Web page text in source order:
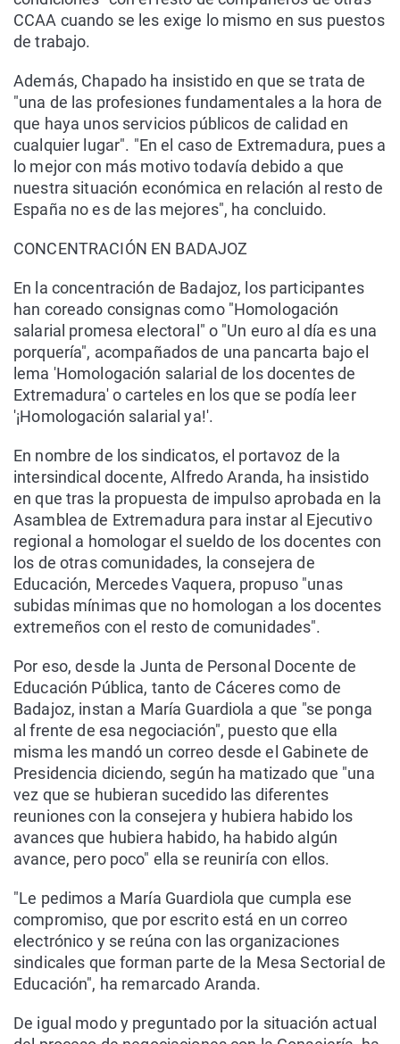
CCAA cuando se les exige lo mismo en sus puestos
de trabajo.
Además, Chapado ha insistido en que se trata de
"una de las profesiones fundamentales a la hora de
que haya unos servicios públicos de calidad en
cualquier lugar". "En el caso de Extremadura, pues a
lo mejor con más motivo todavía debido a que
nuestra situación económica en relación al resto de
España no es de las mejores", ha concluido.
CONCENTRACIÓN EN BADAJOZ
En la concentración de Badajoz, los participantes
han coreado consignas como "Homologación
salarial promesa electoral" o "Un euro al día es una
porquería", acompañados de una pancarta bajo el
lema 'Homologación salarial de los docentes de
Extremadura' o carteles en los que se podía leer
'¡Homologación salarial ya!'.
En nombre de los sindicatos, el portavoz de la
intersindical docente, Alfredo Aranda, ha insistido
en que tras la propuesta de impulso aprobada en la
Asamblea de Extremadura para instar al Ejecutivo
regional a homologar el sueldo de los docentes con
los de otras comunidades, la consejera de
Educación, Mercedes Vaquera, propuso "unas
subidas mínimas que no homologan a los docentes
extremeños con el resto de comunidades".
Por eso, desde la Junta de Personal Docente de
Educación Pública, tanto de Cáceres como de
Badajoz, instan a María Guardiola a que "se ponga
al frente de esa negociación", puesto que ella
misma les mandó un correo desde el Gabinete de
Presidencia diciendo, según ha matizado que "una
vez que se hubieran sucedido las diferentes
reuniones con la consejera y hubiera habido los
avances que hubiera habido, ha habido algún
avance, pero poco" ella se reuniría con ellos.
"Le pedimos a María Guardiola que cumpla ese
compromiso, que por escrito está en un correo
electrónico y se reúna con las organizaciones
sindicales que forman parte de la Mesa Sectorial de
Educación", ha remarcado Aranda.
De igual modo y preguntado por la situación actual